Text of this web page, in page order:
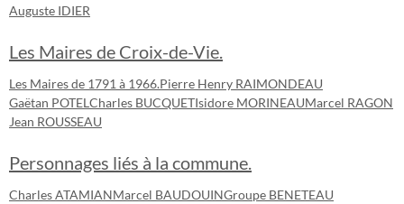
Auguste IDIER
Les Maires de Croix-de-Vie.
Les Maires de 1791 à 1966.Pierre Henry RAIMONDEAU
Gaëtan POTEL Charles BUCQUETIsidore MORINEAUMarcel RAGON
Jean ROUSSEAU
Personnages liés à la commune.
Charles ATAMIANMarcel BAUDOUINGroupe BENETEAU